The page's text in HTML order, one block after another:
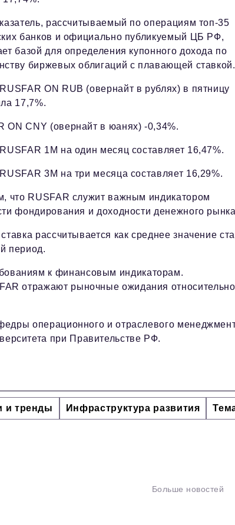
рассчитываемый по операциям топ-35
банков и официально публикуемый ЦБ РФ,
базой для определения купонного дохода по
биржевых облигаций с плавающей ставкой.
ON RUB (овернайт в рублях) в пятницу
17,7%.
ON CNY (овернайт в юанях) -0,34%.
1М на один месяц составляет 16,47%.
3М на три месяца составляет 16,29%.
что RUSFAR служит важным индикатором
фондирования и доходности денежного
рассчитывается как среднее значение
период.
к финансовым индикаторам.
отражают рыночные ожидания относительно
операционного и отраслевого
при Правительстве РФ.
и тренды Инфраструктура развития
Больше новостей